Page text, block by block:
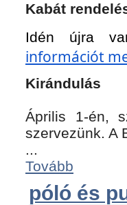
Kabát
Idén újra
információt
Kirándulás
Április 1-én,
szervezünk. A
...
Tovább
póló és